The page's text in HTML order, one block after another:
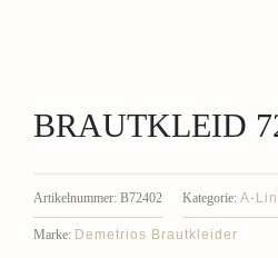
BRAUTKLEID
Artikelnummer: B72402 Kategorie: A-
Marke: Demetrios Brautkleider